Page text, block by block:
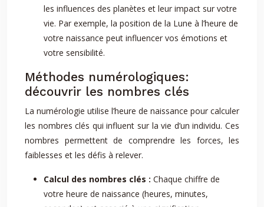
les influences des planètes et leur impact sur votre
vie. Par exemple, la position de la Lune à l’heure de
votre naissance peut influencer vos émotions et
votre sensibilité.
Méthodes numérologiques:
découvrir les nombres clés
La numérologie utilise l’heure de naissance pour calculer
les nombres clés qui influent sur la vie d’un individu. Ces
nombres permettent de comprendre les forces, les
faiblesses et les défis à relever.
Calcul des nombres clés : Chaque chiffre de
votre heure de naissance (heures, minutes,